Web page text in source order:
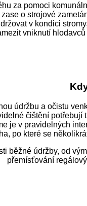
za pomoci
o strojové
v kondici
vniknutí
údržbu a očistu
čištění
je v pravidelných
po které se
běžné údržby, od
přemísťování